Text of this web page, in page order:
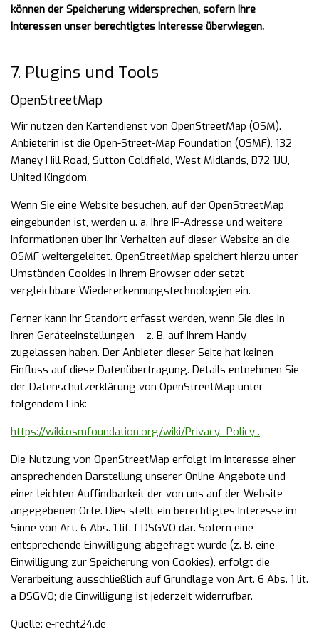
können derSpeicherung widersprechen, sofern Ihre
Interessen unser berechtigtes Interesse überwiegen.
7. Plugins und Tools
OpenStreetMap
Wir nutzen den Kartendienst von OpenStreetMap (OSM).
Anbieterin ist die Open-Street-Map Foundation (OSMF), 132
Maney Hill Road, Sutton Coldfield, West Midlands, B72 1JU,
United Kingdom.
Wenn Sie eine Website besuchen, auf der OpenStreetMap
eingebunden ist, werden u. a. Ihre IP-Adresse und weitere
Informationen über Ihr Verhalten auf dieser Website an die
OSMF weitergeleitet. OpenStreetMap speichert hierzu unter
Umständen Cookies in Ihrem Browser oder setzt
vergleichbare Wiedererkennungstechnologien ein.
Ferner kann Ihr Standort erfasst werden, wenn Sie dies in
Ihren Geräteeinstellungen – z. B. auf Ihrem Handy –
zugelassen haben. Der Anbieter dieser Seite hat keinen
Einfluss auf diese Datenübertragung. Details entnehmen Sie
der Datenschutzerklärung von OpenStreetMap unter
folgendem Link:
https://wiki.osmfoundation.org/wiki/Privacy_Policy .
Die Nutzung von OpenStreetMap erfolgt im Interesse einer
ansprechenden Darstellung unserer Online-Angebote und
einer leichten Auffindbarkeit der von uns auf der Website
angegebenen Orte. Dies stellt ein berechtigtes Interesse im
Sinne von Art. 6 Abs. 1 lit. f DSGVO dar. Sofern eine
entsprechende Einwilligung abgefragt wurde (z. B. eine
Einwilligung zur Speicherung von Cookies), erfolgt die
Verarbeitung ausschließlich auf Grundlage von Art. 6 Abs. 1 lit.
a DSGVO; die Einwilligung ist jederzeit widerrufbar.
Quelle: e-recht24.de